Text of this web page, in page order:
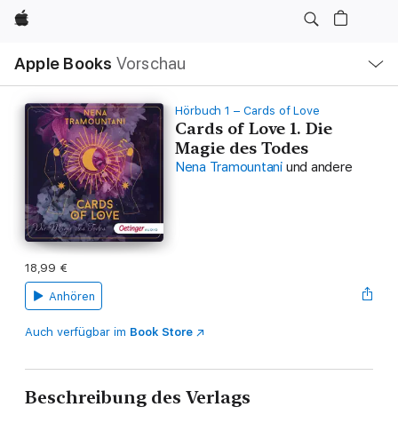
Apple
Apple Books Vorschau
Navigation
Menü
öffnen
Hörbuch 1 – Cards of Love
Cards of Love 1. Die
Magie des Todes
Nena Tramountani und andere
18,99 €
Anhören
Auch verfügbar im Book Store
Beschreibung des Verlags